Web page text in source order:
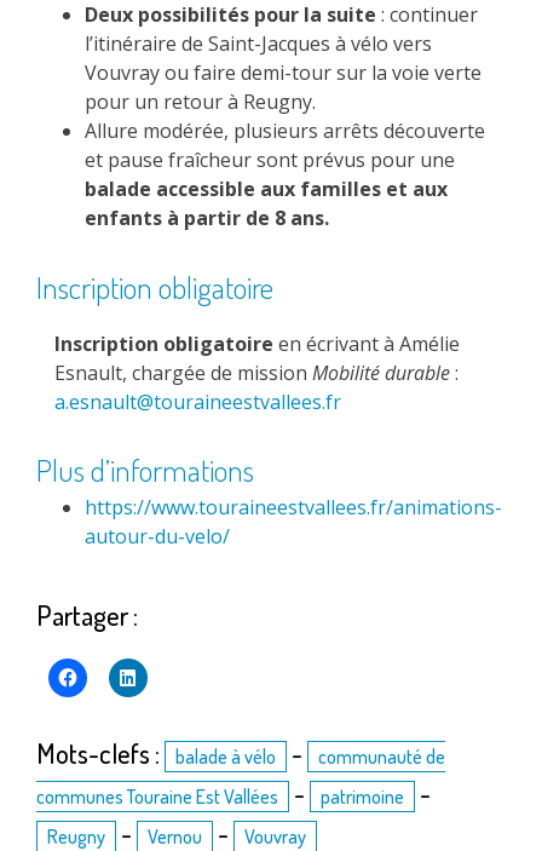
Deux possibilités pour la suite : continuer
l’itinéraire de Saint-Jacques à vélo vers
Vouvray ou faire demi-tour sur la voie verte
pour un retour à Reugny.
Allure modérée, plusieurs arrêts découverte
et pause fraîcheur sont prévus pour une
balade accessible aux familles et aux
enfants à partir de 8 ans.
Inscription obligatoire
Inscription obligatoire en écrivant à Amélie
Esnault, chargée de mission Mobilité durable:
a.esnault@touraineestvallees.fr
Plus d’informations
https://www.touraineestvallees.fr/animations-
autour-du-velo/
Partager :
Mots-clefs : balade à vélo -
communauté de
communes Touraine Est Vallées
- patrimoine -
Reugny - Vernou - Vouvray